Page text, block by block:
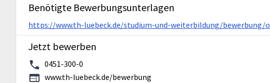
Benötigte Bewerbungsunterlagen
https://www.th-luebeck.de/studium-und-weiterbildung/
Jetzt bewerben
0451-300-0
www.th-luebeck.de/bewerbung